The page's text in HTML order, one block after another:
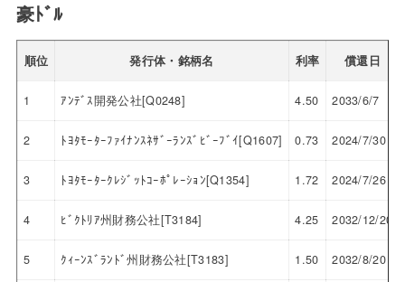
豪ﾄﾞﾙ
順位 発行体・銘柄名 利率 償還日
1 ｱﾝﾃﾞｽ開発公社[Q0248] 4.50 2033/6/7
2 ﾄﾖﾀﾓｰﾀｰﾌｧｲﾅﾝｽﾈｻﾞｰﾗﾝｽﾞﾋﾞｰﾌﾞｲ[Q1607] 0.73 2024/7/30
3 ﾄﾖﾀﾓｰﾀｰｸﾚｼﾞｯﾄｺｰﾎﾟﾚｰｼｮﾝ[Q1354] 1.72 2024/7/26
4 ﾋﾞｸﾄﾘｱ州財務公社[T3184] 4.25 2032/12/20
5 ｸｨｰﾝｽﾞﾗﾝﾄﾞ州財務公社[T3183] 1.50 2032/8/20